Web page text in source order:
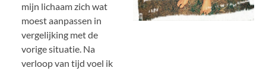
mijn lichaam zich wat
moest aanpassen in
vergelijking met de
vorige situatie. Na
verloop van tijd voel ik